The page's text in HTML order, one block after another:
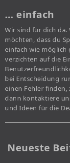
… einfach
Wir sind für dich
möchten, dass du
einfach wie möglich
verzichten auf die
bei Entscheidung
einen Fehler finden,
dann kontaktiere
und Ideen für die
Neueste